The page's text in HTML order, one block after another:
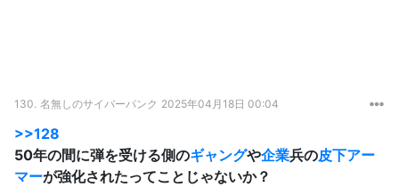
130. 名無しのサイバーパンク 2025年04月18日 00:04
>>128
50年の間に弾を受ける側のギャングや企業兵の皮下アー
マーが強化されたってことじゃないか？